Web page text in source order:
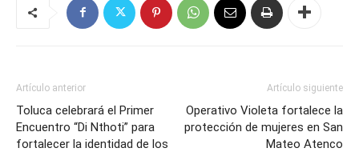
Artículo anterior
Toluca celebrará el Primer
Encuentro “Di Nthoti” para
fortalecer la identidad de los
Artículo siguiente
Operativo Violeta fortalece la
protección de mujeres en San
Mateo Atenco